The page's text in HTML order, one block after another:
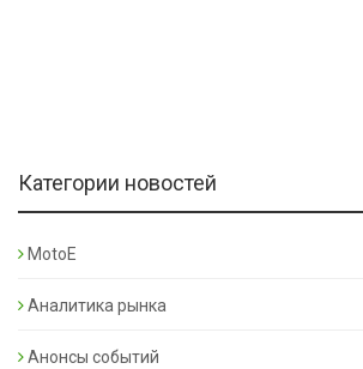
Категории новостей
MotoE
Аналитика рынка
Анонсы событий